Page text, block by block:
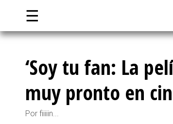
☰
‘Soy tu fan: La
muy pronto en
Por fiiiiin...